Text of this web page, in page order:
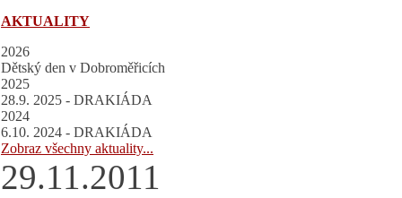
AKTUALITY
2026
Dětský den v Dobroměřicích
2025
28.9. 2025 - DRAKIÁDA
2024
6.10. 2024 - DRAKIÁDA
Zobraz všechny aktuality...
29.11.2011